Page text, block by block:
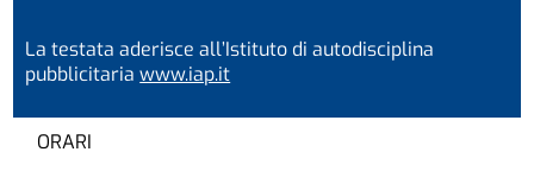
La testata aderisce all’Istituto di autodisciplina
pubblicitariawww.iap.it
ORARI